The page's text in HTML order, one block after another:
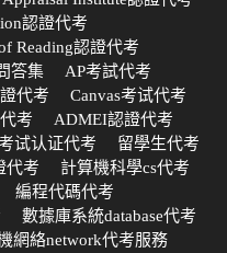
認證代考
Reading認證代考
答集
AP考試代考
代考
Canvas考试代考
考
ADMEI認證代考
试认证代考
留學生代考
代考
計算機科學cs代考
編程代碼代考
數據庫系統database代考
網絡network代考服務